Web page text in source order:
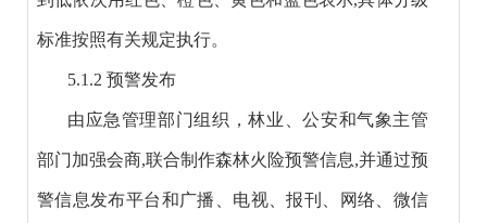
标准按照有关规定执行。
5.1.2 预警发布
由应急管理部门组织，林业、公安和气象主管
部门加强会商,联合制作森林火险预警信息,并通过预
警信息发布平台和广播、电视、报刊、网络、微信